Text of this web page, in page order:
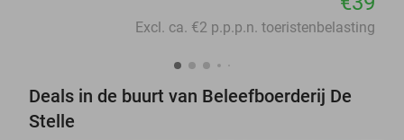
Excl. ca. €2 p.p.p.n. toeristenbelasting
Deals in de buurt van Beleefboerderij De
Stelle